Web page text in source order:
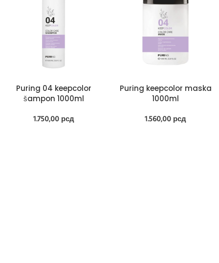
Puring 04 keepcolor
šampon 1000ml
1.750,00 рсд
Puring keepcolor maska
1000ml
1.560,00 рсд